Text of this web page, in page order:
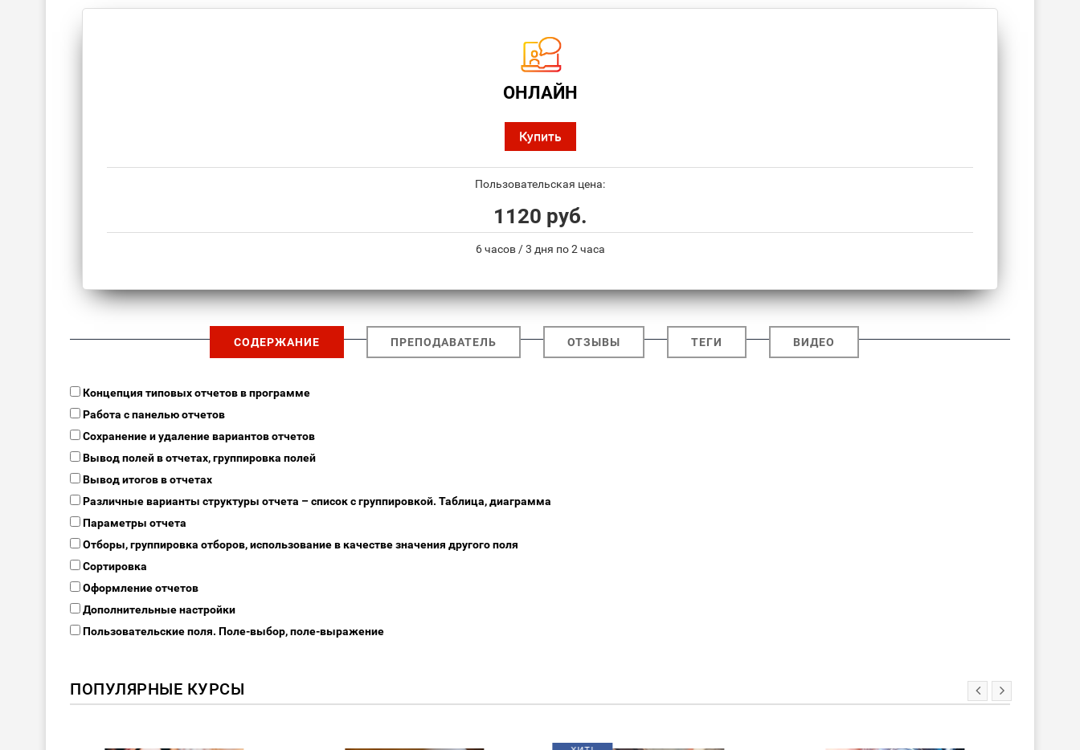
ОНЛАЙН
Купить
Пользовательская цена:
1120 руб.
6 часов / 3 дня по 2 часа
СОДЕРЖАНИЕ ПРЕПОДАВАТЕЛЬ ОТЗЫВЫ ТЕГИ ВИДЕО
Концепция типовых отчетов в программе
Работа с панелью отчетов
Сохранение и удаление вариантов отчетов
Вывод полей в отчетах, группировка полей
Вывод итогов в отчетах
Различные варианты структуры отчета – список с группировкой. Таблица, диаграмма
Параметры отчета
Отборы, группировка отборов, использование в качестве значения другого поля
Сортировка
Оформление отчетов
Дополнительные настройки
Пользовательские поля. Поле-выбор, поле-выражение
ПОПУЛЯРНЫЕ КУРСЫ